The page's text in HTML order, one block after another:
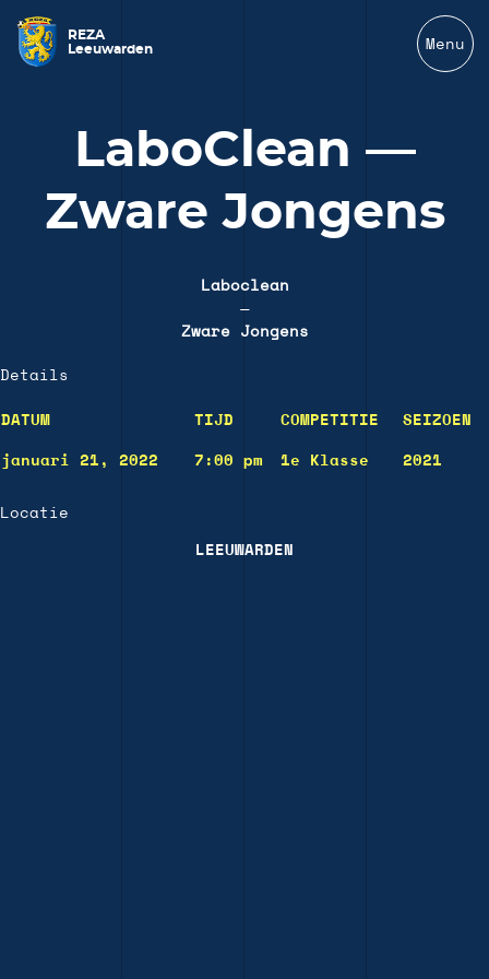
REZA
Leeuwarden
Menu
LaboClean —
Zware Jongens
Laboclean
—
Zware Jongens
Details
DATUM TIJD COMPETITIE SEIZOEN
januari 21, 2022 7:00 pm 1e Klasse 2021
Locatie
LEEUWARDEN